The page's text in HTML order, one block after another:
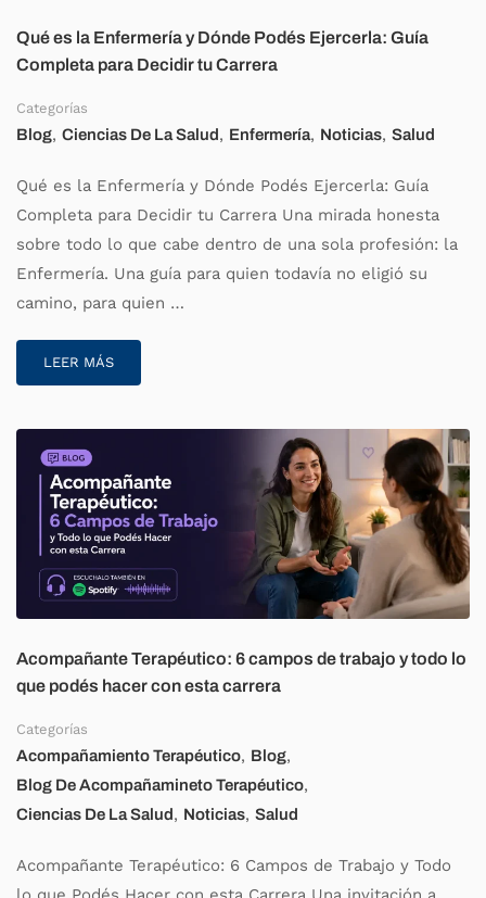
Qué es la Enfermería y Dónde Podés Ejercerla: Guía
Completa para Decidir tu Carrera
Categorías
Blog, Ciencias De La Salud, Enfermería, Noticias, Salud
Qué es la Enfermería y Dónde Podés Ejercerla: Guía
Completa para Decidir tu Carrera Una mirada honesta
sobre todo lo que cabe dentro de una sola profesión: la
Enfermería. Una guía para quien todavía no eligió su
camino, para quien …
LEER MÁS
Acompañante Terapéutico: 6 campos de trabajo y todo lo
que podés hacer con esta carrera
Categorías
Acompañamiento Terapéutico, Blog,
Blog De Acompañamineto Terapéutico,
Ciencias De La Salud, Noticias, Salud
Acompañante Terapéutico: 6 Campos de Trabajo y Todo